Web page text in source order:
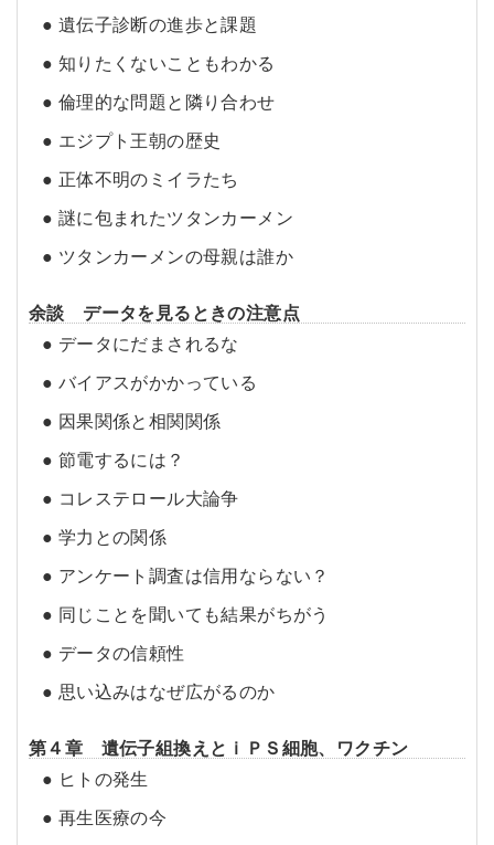
● 遺伝子診断の進歩と課題
● 知りたくないこともわかる
● 倫理的な問題と隣り合わせ
● エジプト王朝の歴史
● 正体不明のミイラたち
● 謎に包まれたツタンカーメン
● ツタンカーメンの母親は誰か
余談 データを見るときの注意点
● データにだまされるな
● バイアスがかかっている
● 因果関係と相関関係
● 節電するには？
● コレステロール大論争
● 学力との関係
● アンケート調査は信用ならない？
● 同じことを聞いても結果がちがう
● データの信頼性
● 思い込みはなぜ広がるのか
第４章 遺伝子組換えとｉＰＳ細胞、ワクチン
● ヒトの発生
● 再生医療の今